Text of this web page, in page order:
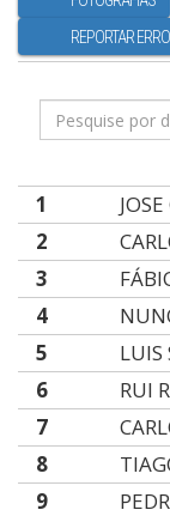
REPORTAR ERRO
1
2
3
4
5
LUIS
6
RUI
7
8
9